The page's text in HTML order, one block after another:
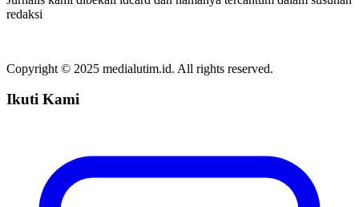
redaksi
Copyright © 2025 medialutim.id. All rights reserved.
Ikuti Kami